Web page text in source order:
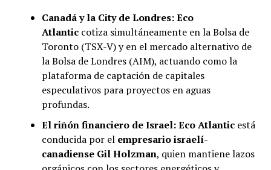
Canadá y la City de Londres:Eco
Atlanticcotiza simultáneamente en la Bolsa de
Toronto (TSX-V) y en el mercado alternativo de
la Bolsa de Londres (AIM), actuando como la
plataforma de captación de capitales
especulativos para proyectos en aguas
profundas.
El riñón financiero de Israel:Eco Atlanticestá
conducida por el empresario israelí-
canadiense Gil Holzman, quien mantiene lazos